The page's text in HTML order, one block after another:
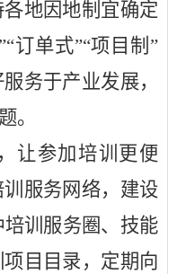
地因地制宜确定
订单式”“项目制”
务于产业发展，
。
参加培训更便
服务网络，建设
培训服务圈、技能
目目录，定期向